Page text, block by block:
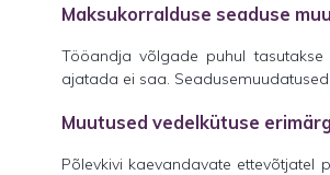
Maksukorralduse seaduse
Tööandja võlgade puhul
ajatada ei saa.
Muutused vedelkütuse
Põlevkivi kaevandavate ettevõtjatel